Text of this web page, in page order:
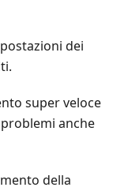
dei
super veloce
anche
della